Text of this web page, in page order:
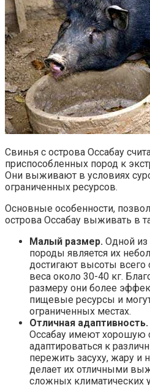
Свинья с острова Оссабау
приспособленных пород к
Они выживают в условиях
ограниченных ресурсов.
Основные особенности,
острова Оссабау выживать в
Малый размер. Одной из
породы является их
достигают высоты всего
веса около 30-40 кг.
размеру они более
пищевые ресурсы и
ограниченных местах.
Отличная адаптивность.
Оссабау имеют хорошую
адаптироваться к
пережить засуху, жару и
делает их отличными
сложных климатических